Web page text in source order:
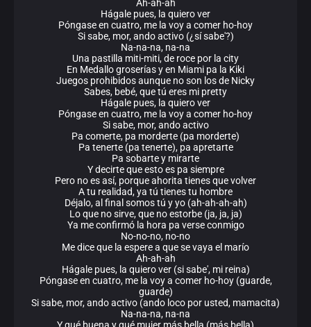
Ah-ah-ah
Hágale pues, la quiero ver
Póngase en cuatro, me la voy a comer ho-hoy
Si sabe, mor, ando activo (¿sí sabe'?)
Na-na-na, na-na
Una pastilla miti-miti, de roce por la city
En Medallo groserías y en Miami pa la Kiki
Juegos prohibidos aunque no son los de Nicky
Sabes, bebé, que tú eres mi pretty
Hágale pues, la quiero ver
Póngase en cuatro, me la voy a comer ho-hoy
Si sabe, mor, ando activo
Pa comerte, pa morderte (pa morderte)
Pa tenerte (pa tenerte), pa apretarte
Pa sobarte y mirarte
Y decirte que esto es pa siempre
Pero no es así, porque ahorita tienes que volver
A tu realidad, ya tú tienes tu hombre
Déjalo, al final somos tú y yo (ah-ah-ah-ah)
Lo que no sirve, que no estorbe (ja, ja, ja)
Ya me confirmó la hora pa verse conmigo
No-no-no, no-no
Me dice que la espere a que se vaya el marío
Ah-ah-ah
Hágale pues, la quiero ver (si sabe', mi reina)
Póngase en cuatro, me la voy a comer ho-hoy (guarde,
guarde)
Si sabe, mor, ando activo (ando loco por usted, mamacita)
Na-na-na, na-na